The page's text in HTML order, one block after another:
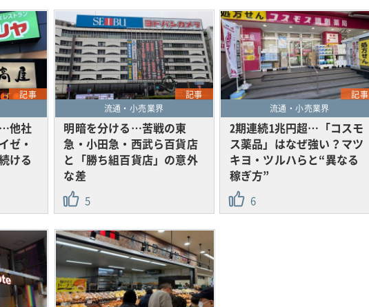
記事
…他社
ゼ・
ける
記事
流通・小売業界
明暗を分ける…苦戦の東
急・小田急・西武ら百貨店
と「勝ち組百貨店」の意外
な差
5
記事
流通・小売業界
2期連続1兆円超…「コスモ
ス薬品」はなぜ強い？マツ
キヨ・ツルハらと“異なる
稼ぎ方”
6